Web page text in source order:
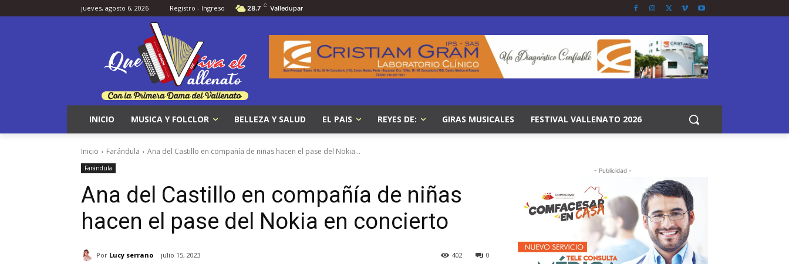
jueves, agosto 6, 2026 Registro - Ingreso 28.7 C Valledupar
INICIO MUSICA Y FOLCLOR BELLEZA Y SALUD EL PAIS REYES DE: GIRAS MUSICALES FESTIVAL VALLENATO 2026
Inicio Farándula Ana del Castillo en compañía de niñas hacen el pase del Nokia...
Farándula
Ana del Castillo en compañía de niñas
hacen el pase del Nokia en concierto
Por Lucy serrano julio 15, 2023 0
402
- Publicidad -